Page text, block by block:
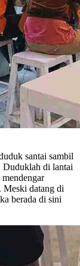
santai sambil
Duduklah di lantai
Meski datang di
berada di sini